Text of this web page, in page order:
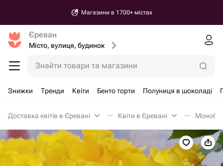
Магазини в 1700+ містах
Єреван
Місто, вулиця, будинок
Знайти товари та магазини
Знижки Тренди Квіти Бенто торти Полуниця в шоколаді
Доставка квітів в Єревані Квіти в Єревані